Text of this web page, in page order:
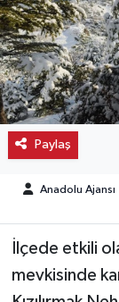
Paylaş
Anadolu Ajansı
İlçede etkili
mevkisinde
Kargı
Laçin
Mecitözü
Oğuzlar
Ortaköy